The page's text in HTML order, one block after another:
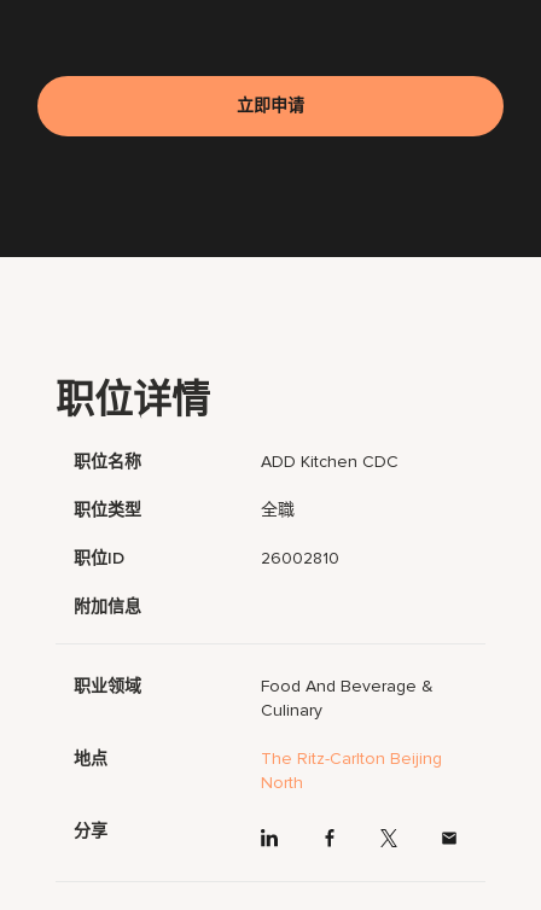
立即申请
职位详情
职位名称 ADD Kitchen CDC
职位类型 全職
职位ID 26002810
附加信息
职业领域
Food And Beverage &
Culinary
地点
The Ritz-Carlton Beijing
North
分享